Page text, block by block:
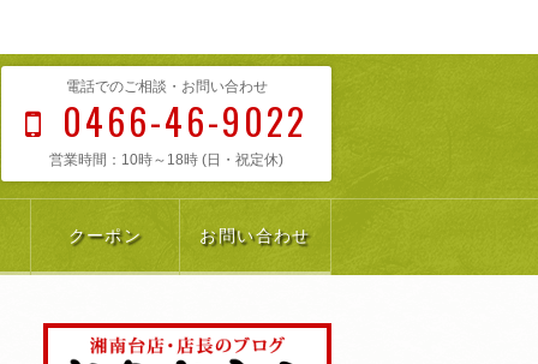
電話でのご相談・お問い合わせ
0466-46-9022
営業時間：10時～18時 (日・祝定休)
クーポン お問い合わせ